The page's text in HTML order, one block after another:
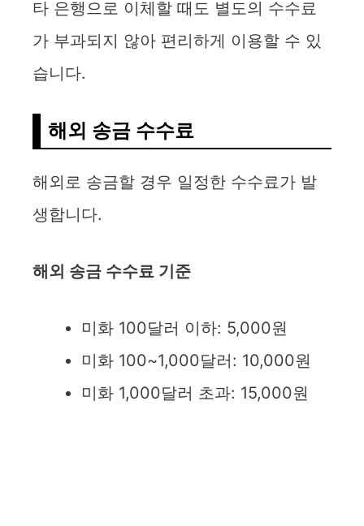
타 은행으로 이체할 때도 별도의 수수료
가 부과되지 않아 편리하게 이용할 수 있
습니다.
해외 송금 수수료
해외로 송금할 경우 일정한 수수료가 발
생합니다.
해외 송금 수수료 기준
미화 100달러 이하: 5,000원
미화 100~1,000달러: 10,000원
미화 1,000달러 초과: 15,000원